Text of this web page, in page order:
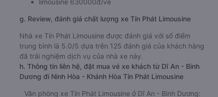
limousine 630000đ/vé
g. Review, đánh giá chất lượng xe Tín Phát Limousine
Nhà xe Tín Phát Limousine được đánh giá với số điểm
trung bình là 5.0/5 dựa trên 125 đánh giá của khách hàng
đã trải nghiệm dịch vụ của nhà xe này.
h. Thông tin liên hệ, đặt mua vé xe khách từ Dĩ An - Bình
Dương đi Ninh Hòa - Khánh Hòa Tín Phát Limousine
Văn phòng xe Tín Phát Limousine ở Dĩ An - Bình Dương: